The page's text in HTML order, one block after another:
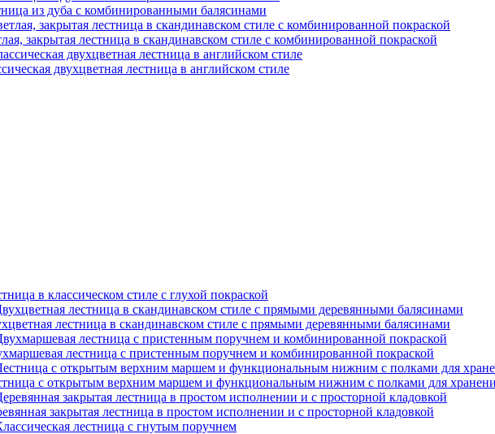
из дуба с комбинированными балясинами
закрытая лестница в скандинавском стиле с комбинированной покраской
двухцветная лестница в английском стиле
в классическом стиле с глухой покраской
лестница в скандинавском стиле с прямыми деревянными балясинами
лестница с пристенным поручнем и комбинированной покраской
с открытым верхним маршем и функциональным нижним с полками для
закрытая лестница в простом исполнении и с просторной кладовкой